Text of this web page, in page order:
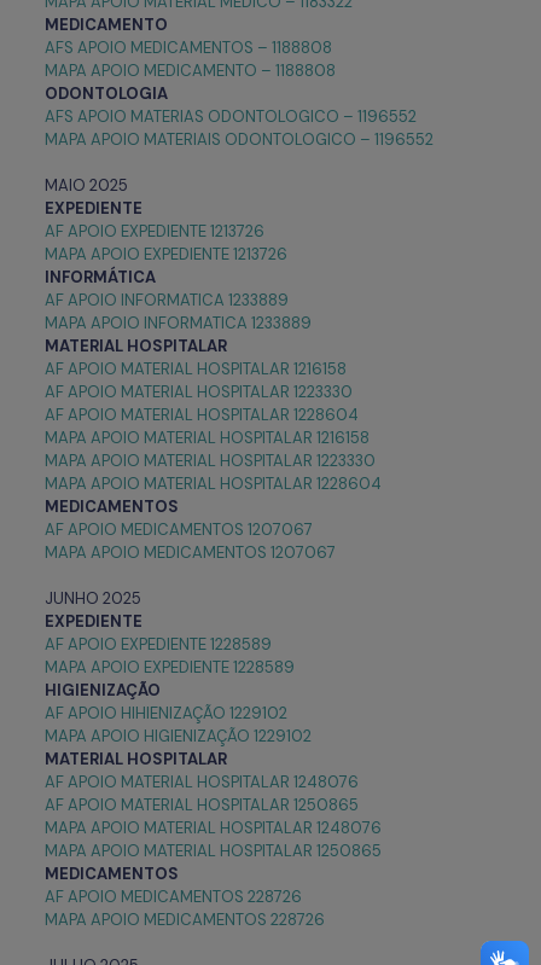
MEDICAMENTO
AFS APOIO MEDICAMENTOS – 1188808
MAPA APOIO MEDICAMENTO – 1188808
ODONTOLOGIA
AFS APOIO MATERIAS ODONTOLOGICO – 1196552
MAPA APOIO MATERIAIS ODONTOLOGICO – 1196552
MAIO 2025
EXPEDIENTE
AF APOIO EXPEDIENTE 1213726
MAPA APOIO EXPEDIENTE 1213726
INFORMÁTICA
AF APOIO INFORMATICA 1233889
MAPA APOIO INFORMATICA 1233889
MATERIAL HOSPITALAR
AF APOIO MATERIAL HOSPITALAR 1216158
AF APOIO MATERIAL HOSPITALAR 1223330
AF APOIO MATERIAL HOSPITALAR 1228604
MAPA APOIO MATERIAL HOSPITALAR 1216158
MAPA APOIO MATERIAL HOSPITALAR 1223330
MAPA APOIO MATERIAL HOSPITALAR 1228604
MEDICAMENTOS
AF APOIO MEDICAMENTOS 1207067
MAPA APOIO MEDICAMENTOS 1207067
JUNHO 2025
EXPEDIENTE
AF APOIO EXPEDIENTE 1228589
MAPA APOIO EXPEDIENTE 1228589
HIGIENIZAÇÃO
AF APOIO HIHIENIZAÇÃO 1229102
MAPA APOIO HIGIENIZAÇÃO 1229102
MATERIAL HOSPITALAR
AF APOIO MATERIAL HOSPITALAR 1248076
AF APOIO MATERIAL HOSPITALAR 1250865
MAPA APOIO MATERIAL HOSPITALAR 1248076
MAPA APOIO MATERIAL HOSPITALAR 1250865
MEDICAMENTOS
AF APOIO MEDICAMENTOS 228726
MAPA APOIO MEDICAMENTOS 228726